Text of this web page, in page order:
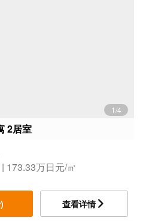
1/4
2居室
173.33万日元/㎡
查看详情